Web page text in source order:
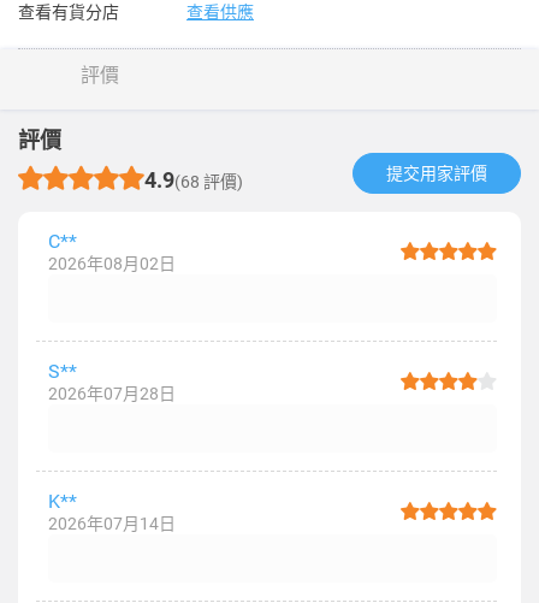
查看有貨分店 查看供應
評價
評價
4.9(68 評價) 提交用家評價​
C**
2026年08月02日
S**
2026年07月28日
K**
2026年07月14日